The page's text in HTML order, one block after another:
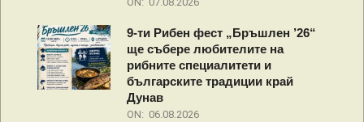
9-ти Рибен фест „Бръшлен ’26“
ще събере любителите на
рибните специалитети и
българските традиции край
Дунав
ON: 06.08.2026